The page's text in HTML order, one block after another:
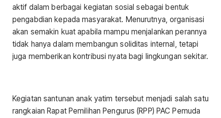
aktif dalam berbagai kegiatan sosial sebagai bentuk
pengabdian kepada masyarakat. Menurutnya, organisasi
akan semakin kuat apabila mampu menjalankan perannya
tidak hanya dalam membangun soliditas internal, tetapi
juga memberikan kontribusi nyata bagi lingkungan sekitar.
Kegiatan santunan anak yatim tersebut menjadi salah satu
rangkaian Rapat Pemilihan Pengurus (RPP) PAC Pemuda